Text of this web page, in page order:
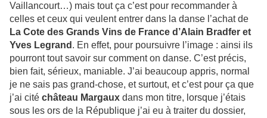
Vaillancourt…) mais tout ça c’est pour recommander à
celles et ceux qui veulent entrer dans la danse l’achat de
La Cote des Grands Vins de France d’Alain Bradfer et
Yves Legrand . En effet, pour poursuivre l’image : ainsi ils
pourront tout savoir sur comment on danse. C’est précis,
bien fait, sérieux, maniable. J’ai beaucoup appris, normal
je ne sais pas grand-chose, et surtout, et c’est pour ça que
j’ai cité château Margaux dans mon titre, lorsque j’étais
sous les ors de la République j’ai eu à traiter du dossier,